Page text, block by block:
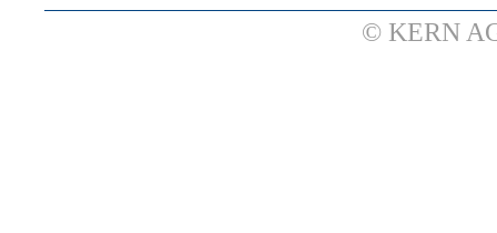
© KERN